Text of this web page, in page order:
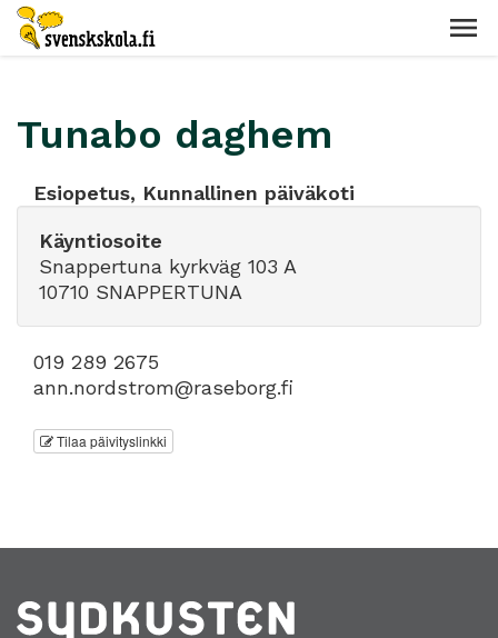
Tunabo daghem
Esiopetus, Kunnallinen päiväkoti
Käyntiosoite
Snappertuna kyrkväg 103 A
10710 SNAPPERTUNA
019 289 2675
ann.nordstrom@raseborg.fi
Tilaa päivityslinkki